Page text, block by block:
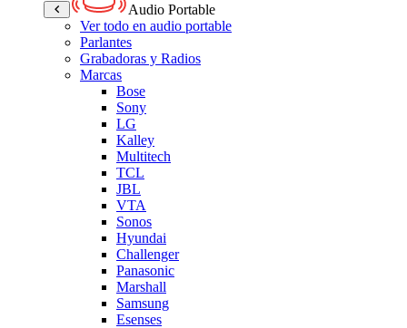
Audio Portable
Ver todo en audio portable
Parlantes
Grabadoras y Radios
Marcas
Bose
Sony
LG
Kalley
Multitech
TCL
JBL
VTA
Sonos
Hyundai
Challenger
Panasonic
Marshall
Samsung
Esenses